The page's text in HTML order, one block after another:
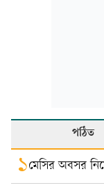
পঠিত
১মেসির অবসর